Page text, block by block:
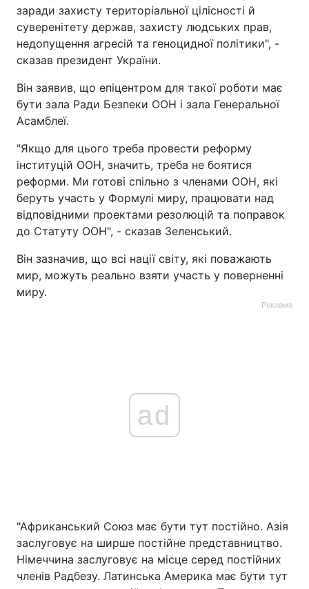
заради захисту територіальної цілісності й
суверенітету держав, захисту людських прав,
недопущення агресій та геноцидної політики", -
сказав президент України.
Він заявив, що епіцентром для такої роботи має
бути зала Ради Безпеки ООН і зала Генеральної
Асамблеї.
"Якщо для цього треба провести реформу
інституцій ООН, значить, треба не боятися
реформи. Ми готові спільно з членами ООН, які
беруть участь у Формулі миру, працювати над
відповідними проектами резолюцій та поправок
до Статуту ООН", - сказав Зеленський.
Він зазначив, що всі нації світу, які поважають
мир, можуть реально взяти участь у поверненні
миру.
Реклама
ad
"Африканський Союз має бути тут постійно. Азія
заслуговує на ширше постійне представництво.
Німеччина заслуговує на місце серед постійних
членів Радбезу. Латинська Америка має бути тут